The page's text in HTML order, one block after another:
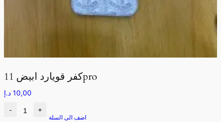
كفر قويارد ابيض 11pro
10,00 د.إ
- +
اضف الى السلة